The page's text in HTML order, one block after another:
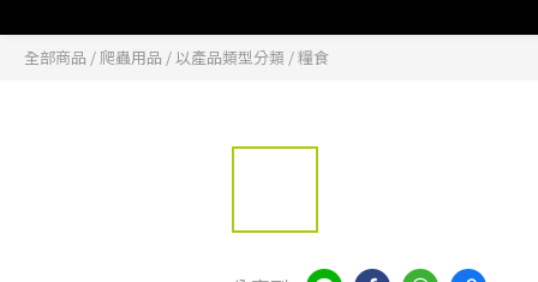
全部商品 /爬蟲用品 /以產品類型分類 /糧食